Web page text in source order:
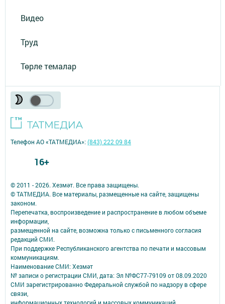
Видео
Труд
Төрле темалар
© 2011 - 2026. Хезмәт. Все права защищены.
© ТАТМЕДИА. Все материалы, размещенные на сайте, защищены
законом.
Перепечатка, воспроизведение и распространение в любом объеме
информации,
размещенной на сайте, возможна только с письменного согласия
редакций СМИ.
При поддержке Республиканского агентства по печати и массовым
коммуникациям.
Наименование СМИ: Хезмәт
№ записи о регистрации СМИ, дата: Эл №ФС77-79109 от 08.09.2020
СМИ зарегистрированно Федеральной службой по надзору в сфере
связи,
информационных технологий и массовых коммуникаций
Телефон АО «ТАТМЕДИА»:(843) 222 09 84
16+